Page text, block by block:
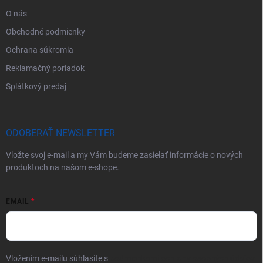
O nás
Obchodné podmienky
Ochrana súkromia
Reklamačný poriadok
Splátkový predaj
ODOBERAŤ NEWSLETTER
Vložte svoj e-mail a my Vám budeme zasielať informácie o nových
produktoch na našom e-shope.
EMAIL
Vložením e-mailu súhlasíte s